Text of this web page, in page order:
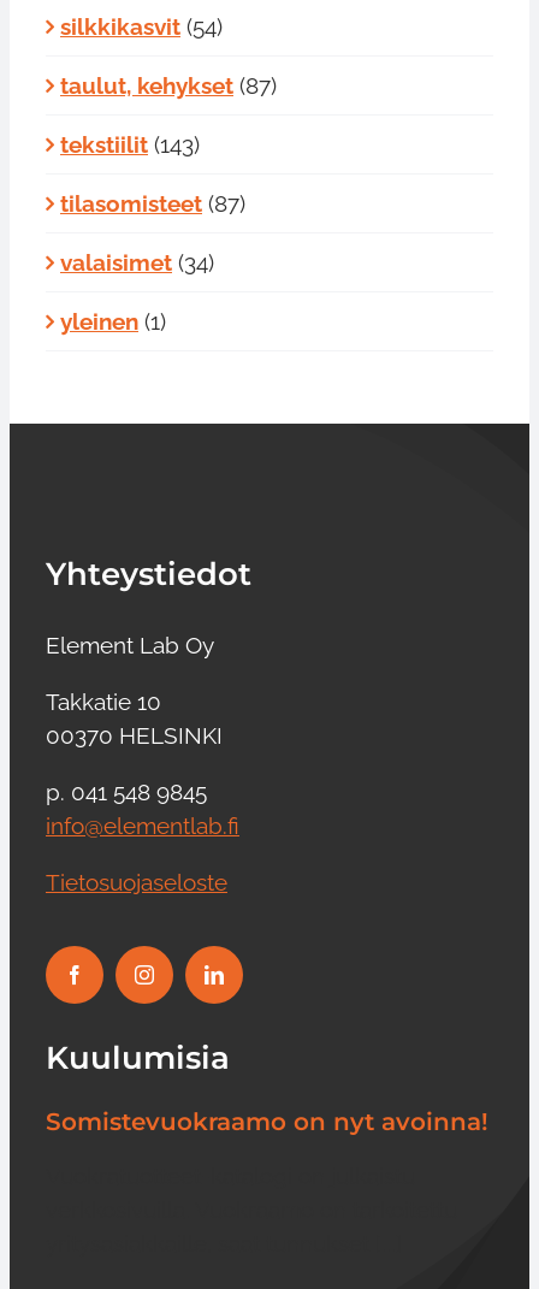
silkkikasvit (54)
taulut, kehykset (87)
tekstiilit (143)
tilasomisteet (87)
valaisimet (34)
yleinen (1)
Yhteystiedot
Element Lab Oy
Takkatie 10
00370 HELSINKI
p. 041 548 9845
info@elementlab.fi
Tietosuojaseloste
Kuulumisia
Somistevuokraamo on nyt avoinna!